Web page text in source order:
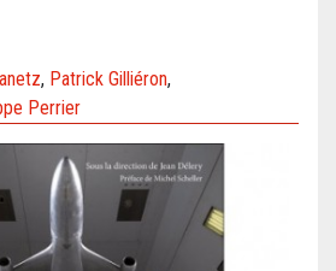
, Patrick Gilliéron,
Perrier